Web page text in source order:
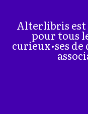
Alterlibris
pour tous
curieux•ses